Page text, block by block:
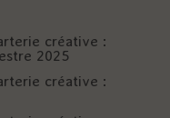
créative :
2025
créative :